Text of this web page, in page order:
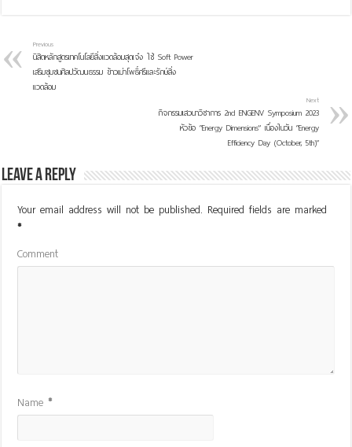
Previous
นิสิตหลักสูตรเทคโนโลยีสิ่งแวดล้อมสุดเจ๋ง ใช้ Soft Power
เสริมชุมชนศิลปวัฒนธรรม ข้าวเม่าโพธิ์ศรีและรักษ์สิ่ง
แวดล้อม
Next
กิจกรรมเสวนาวิชาการ 2nd ENGENV Symposium 2023
หัวข้อ “Energy Dimensions” เนื่องในวัน “Energy
Efficiency Day (October, 5th)”
Leave a Reply
Your email address will not be published. Required fields are marked
*
Comment
Name*